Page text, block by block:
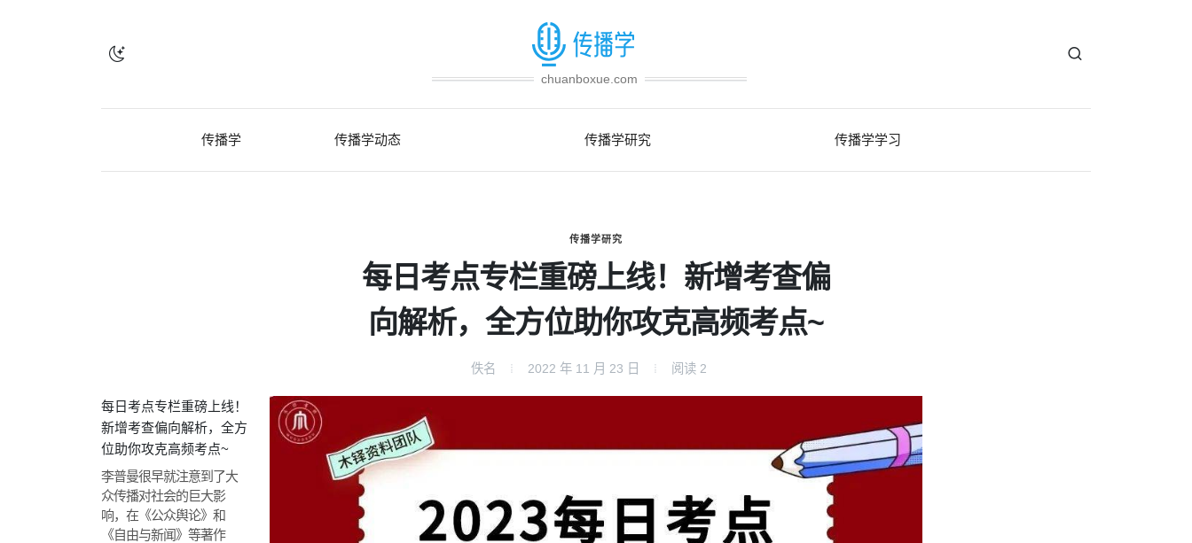
chuanboxue.com
传播学 传播学动态 传播学研究 传播学学习
传播学研究
每日考点专栏重磅上线！新增考查偏
向解析，全方位助你攻克高频考点~
佚名 2022 年 11 月 23 日 阅读 2
每日考点专栏重磅上线！
新增考查偏向解析，全方
位助你攻克高频考点~
李普曼很早就注意到了大
众传播对社会的巨大影
响，在《公众舆论》和
《自由与新闻》等著作